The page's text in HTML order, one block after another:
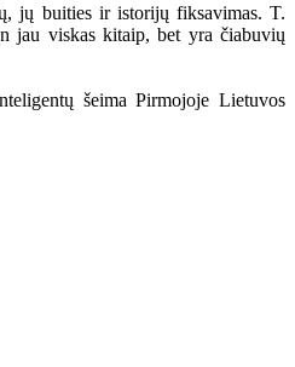
jų buities ir istorijų fiksavimas. T.
jau viskas kitaip, bet yra čiabuvių
šeima Pirmojoje Lietuvos